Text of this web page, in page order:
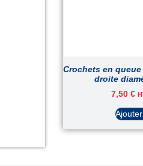
Crochets en
droite
7,50€